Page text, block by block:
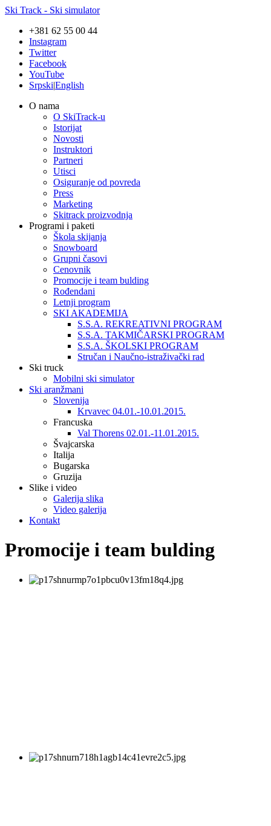
Ski Track - Ski simulator
+381 62 55 00 44
Instagram
Twitter
Facebook
YouTube
Srpski|English
O nama
O SkiTrack-u
Istorijat
Novosti
Instruktori
Partneri
Utisci
Osiguranje od povreda
Press
Marketing
Skitrack proizvodnja
Programi i paketi
Škola skijanja
Snowboard
Grupni časovi
Cenovnik
Promocije i team bulding
Rođendani
Letnji program
SKI AKADEMIJA
S.S.A. REKREATIVNI PROGRAM
S.S.A. TAKMIČARSKI PROGRAM
S.S.A. ŠKOLSKI PROGRAM
Stručan i Naučno-istraživački rad
Ski truck
Mobilni ski simulator
Ski aranžmani
Slovenija
Krvavec 04.01.-10.01.2015.
Francuska
Val Thorens 02.01.-11.01.2015.
Švajcarska
Italija
Bugarska
Gruzija
Slike i video
Galerija slika
Video galerija
Kontakt
Promocije i team bulding